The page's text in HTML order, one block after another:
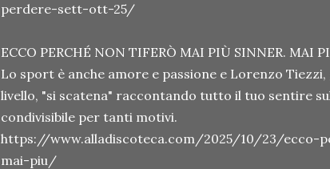
perdere-sett-ott-25/
ECCO PERCHÉ NON TIFERÒ MAI PIÙ SINNER. MAI
Lo sport è anche amore e passione e Lorenzo
livello, "si scatena" raccontando tutto il tuo sentire
condivisibile per tanti motivi.
https://www.alladiscoteca.com/2025/10/23/ecco-
mai-piu/